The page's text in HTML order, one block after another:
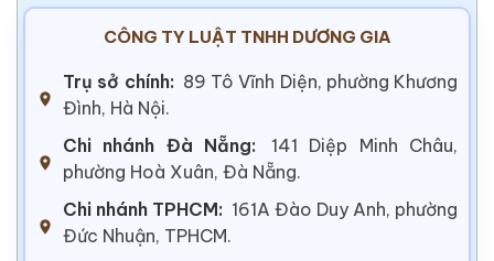
CÔNG TY LUẬT TNHH DƯƠNG GIA
Trụ sở chính: 89 Tô Vĩnh Diện, phường Khương
Đình, Hà Nội.
Chi nhánh Đà Nẵng:
141 Diệp Minh Châu,
phường Hoà Xuân, Đà Nẵng.
Chi nhánh TPHCM: 161A Đào Duy Anh, phường
Đức Nhuận, TPHCM.